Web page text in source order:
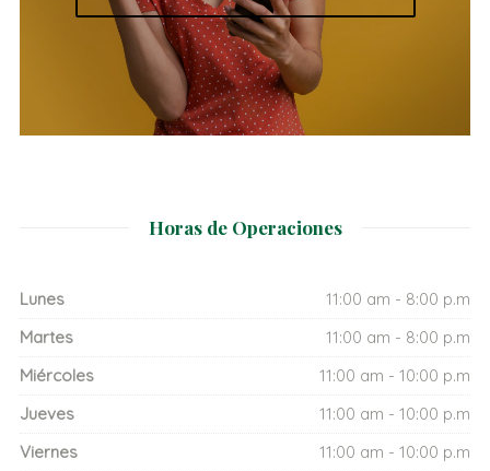
Horas de Operaciones
Lunes
11:00 am - 8:00 p.m
Martes
11:00 am - 8:00 p.m
Miércoles
11:00 am - 10:00 p.m
Jueves
11:00 am - 10:00 p.m
Viernes
11:00 am - 10:00 p.m